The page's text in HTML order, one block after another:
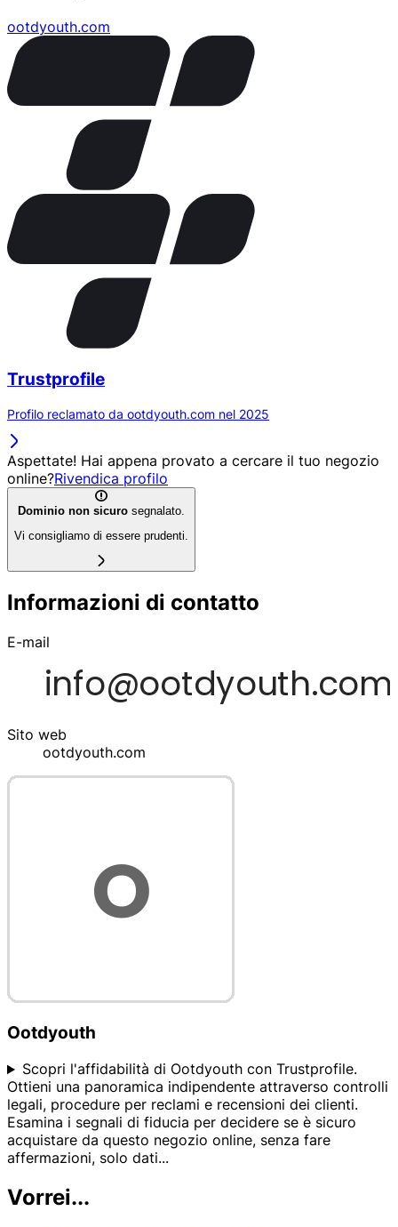
ootdyouth.com
Trustprofile
Profilo reclamato da ootdyouth.com nel 2025
Aspettate! Hai appena provato a cercare il tuo negozio
online?Rivendica profilo
Dominio non sicuro segnalato.
Vi consigliamo di essere prudenti.
Informazioni di contatto
E-mail
Sito web
ootdyouth.com
Ootdyouth
Scopri l'affidabilità di Ootdyouth con Trustprofile.
Ottieni una panoramica indipendente attraverso controlli
legali, procedure per reclami e recensioni dei clienti.
Esamina i segnali di fiducia per decidere se è sicuro
acquistare da questo negozio online, senza fare
affermazioni, solo dati...
Vorrei...